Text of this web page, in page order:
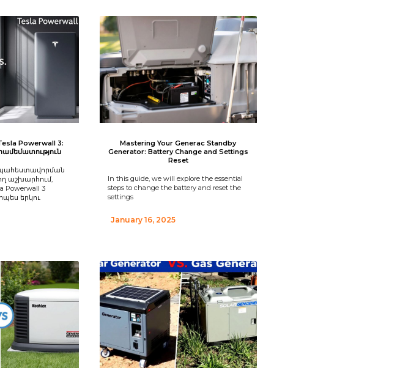
Powerwall 3:
պահեստավորման
աշխարհում,
Powerwall 3
երկու
Mastering Your Generac Standby
Generator: Battery Change and Settings
Reset
In this guide, we will explore the essential
steps to change the battery and reset the
settings
January 16, 2025